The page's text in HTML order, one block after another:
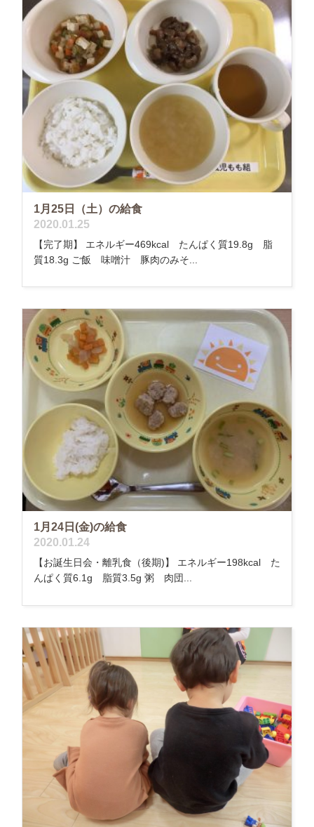
1月25日（土）の給食
2020.01.25
【完了期】 エネルギー469kcal たんぱく質19.8g 脂
質18.3g ご飯 味噌汁 豚肉のみそ...
1月24日(金)の給食
2020.01.24
【お誕生日会・離乳食（後期)】 エネルギー198kcal た
んぱく質6.1g 脂質3.5g 粥 肉団...